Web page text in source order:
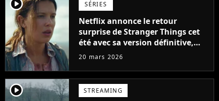
player2 SÉRIES
Netflix annonce le retour
surprise de Stranger Things cet
été avec sa version définitive,
une décision historique
20 mars 2026
player2 STREAMING